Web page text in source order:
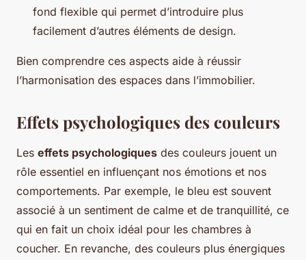
fond flexible qui permet d’introduire plus
facilement d’autres éléments de design.
Bien comprendre ces aspects aide à réussir
l’harmonisation des espaces dans l’immobilier.
Effets psychologiques des couleurs
Les effets psychologiques des couleurs jouent un
rôle essentiel en influençant nos émotions et nos
comportements. Par exemple, le bleu est souvent
associé à un sentiment de calme et de tranquillité, ce
qui en fait un choix idéal pour les chambres à
coucher. En revanche, des couleurs plus énergiques